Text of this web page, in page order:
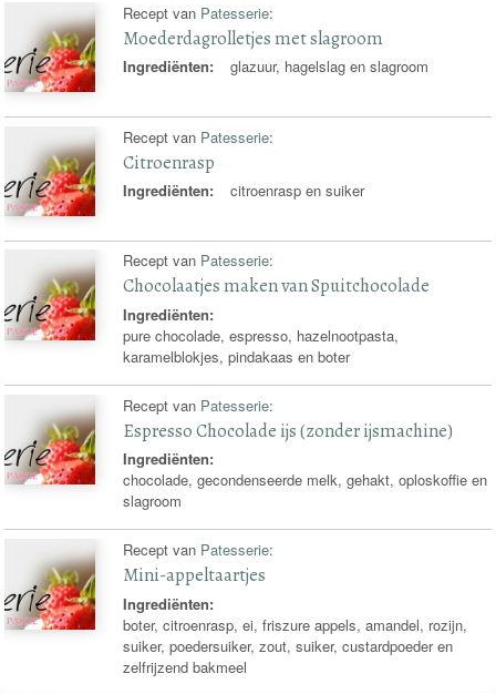
Recept van Patesserie:
Moederdagrolletjes met slagroom
Ingrediënten: glazuur, hagelslag en slagroom
Recept van Patesserie:
Citroenrasp
Ingrediënten: citroenrasp en suiker
Recept van Patesserie:
Chocolaatjes maken van Spuitchocolade
Ingrediënten:
pure chocolade, espresso, hazelnootpasta,
karamelblokjes, pindakaas en boter
Recept van Patesserie:
Espresso Chocolade ijs (zonder ijsmachine)
Ingrediënten:
chocolade, gecondenseerde melk, gehakt, oploskoffie en
slagroom
Recept van Patesserie:
Mini-appeltaartjes
Ingrediënten:
boter, citroenrasp, ei, friszure appels, amandel, rozijn,
suiker, poedersuiker, zout, suiker, custardpoeder en
zelfrijzend bakmeel